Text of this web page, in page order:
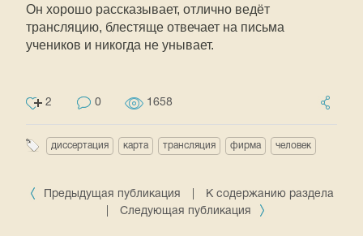
Он хорошо рассказывает, отлично ведёт
трансляцию, блестяще отвечает на письма
учеников и никогда не унывает.
2 0 1658
диссертация карта трансляция фирма человек
Предыдущая публикация
К содержанию раздела
Следующая публикация